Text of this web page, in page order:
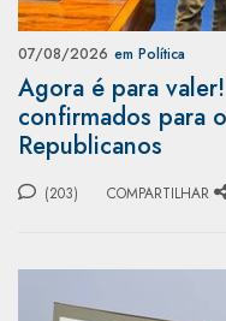
07/08/2026 em Política
Agora é para
confirmados para
Republicanos
(203) COMPARTILHAR